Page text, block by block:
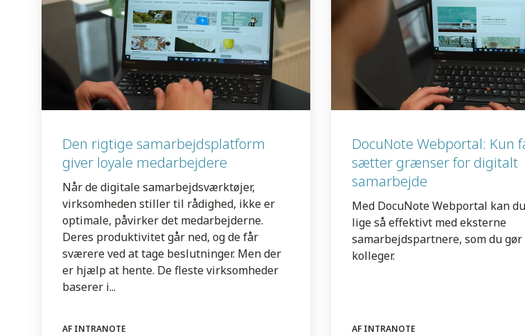
Den rigtige samarbejdsplatform
giver loyale medarbejdere
Når de digitale samarbejdsværktøjer,
virksomheden stiller til rådighed, ikke er
optimale, påvirker det medarbejderne.
Deres produktivitet går ned, og de får
sværere ved at tage beslutninger. Men der
er hjælp at hente. De fleste virksomheder
baserer i...
AF INTRANOTE
DocuNote Webportal: Kun
sætter grænser for digitalt
samarbejde
Med DocuNote Webportal kan
lige så effektivt med eksterne
samarbejdspartnere, som du gør
kolleger.
AF INTRANOTE